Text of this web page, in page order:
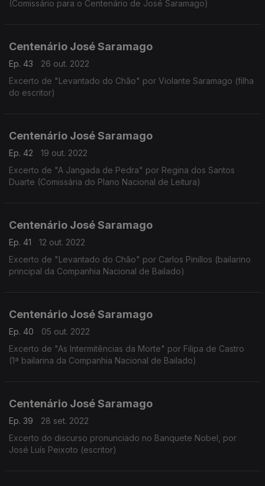
(Comissário para o Centenário de José Saramago)
Centenário José Saramago
Ep. 43
26 out. 2022
Excerto de "Levantado do Chão" por Violante Saramago (filha
do escritor)
Centenário José Saramago
Ep. 42
19 out. 2022
Excerto de "A Jangada de Pedra" por Regina dos Santos
Duarte (Comissária do Plano Nacional de Leitura)
Centenário José Saramago
Ep. 41
12 out. 2022
Excerto de "Levantado do Chão" por Carlos Pinillos (bailarino
principal da Companhia Nacional de Bailado)
Centenário José Saramago
Ep. 40
05 out. 2022
Excerto de "As Intermitências da Morte" por Filipa de Castro
(1ª bailarina da Companhia Nacional de Bailado)
Centenário José Saramago
Ep. 39
28 set. 2022
Excerto do discurso pronunciado no Banquete Nobel, por
José Luís Peixoto (escritor)